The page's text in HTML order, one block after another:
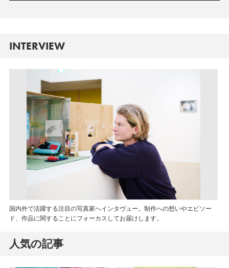
INTERVIEW
国内外で活躍する注目の写真家へインタヴュー。制作への想いやエピソー
ド、作品に関することにフォーカスしてお届けします。
人気の記事